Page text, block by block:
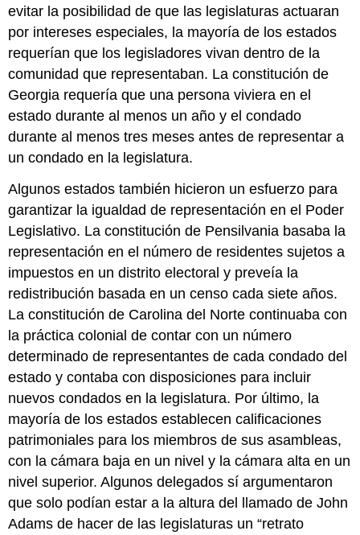
evitar la posibilidad de que las legislaturas actuaran
por intereses especiales, la mayoría de los estados
requerían que los legisladores vivan dentro de la
comunidad que representaban. La constitución de
Georgia requería que una persona viviera en el
estado durante al menos un año y el condado
durante al menos tres meses antes de representar a
un condado en la legislatura.
Algunos estados también hicieron un esfuerzo para
garantizar la igualdad de representación en el Poder
Legislativo. La constitución de Pensilvania basaba la
representación en el número de residentes sujetos a
impuestos en un distrito electoral y preveía la
redistribución basada en un censo cada siete años.
La constitución de Carolina del Norte continuaba con
la práctica colonial de contar con un número
determinado de representantes de cada condado del
estado y contaba con disposiciones para incluir
nuevos condados en la legislatura. Por último, la
mayoría de los estados establecen calificaciones
patrimoniales para los miembros de sus asambleas,
con la cámara baja en un nivel y la cámara alta en un
nivel superior. Algunos delegados sí argumentaron
que solo podían estar a la altura del llamado de John
Adams de hacer de las legislaturas un “retrato